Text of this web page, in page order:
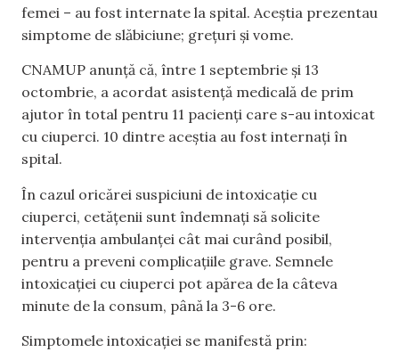
femei – au fost internate la spital. Aceștia prezentau
simptome de slăbiciune; grețuri și vome.
CNAMUP anunță că, între 1 septembrie și 13
octombrie, a acordat asistență medicală de prim
ajutor în total pentru 11 pacienți care s-au intoxicat
cu ciuperci. 10 dintre aceștia au fost internați în
spital.
În cazul oricărei suspiciuni de intoxicație cu
ciuperci, cetățenii sunt îndemnați să solicite
intervenția ambulanței cât mai curând posibil,
pentru a preveni complicațiile grave. Semnele
intoxicației cu ciuperci pot apărea de la câteva
minute de la consum, până la 3-6 ore.
Simptomele intoxicației se manifestă prin: